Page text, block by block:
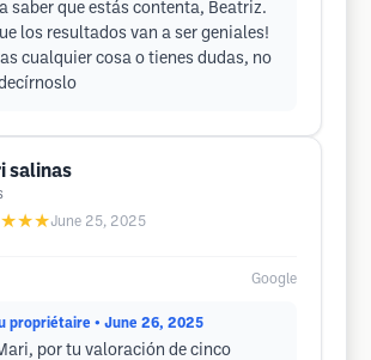
saber que estás contenta, Beatriz.
los resultados van a ser geniales!
cualquier cosa o tienes dudas, no
salinas
June 25, 2025
Google
propriétaire • June 26, 2025
por tu valoración de cinco